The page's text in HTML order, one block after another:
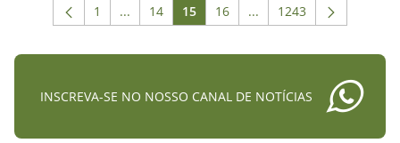
Página
1 ...Páginas intermediárias Usar ABA para
Página
14 Página
15 Página
16 ...Páginas intermediárias
Página
1243
INSCREVA-SE NO NOSSO CANAL DE NOTÍCIAS